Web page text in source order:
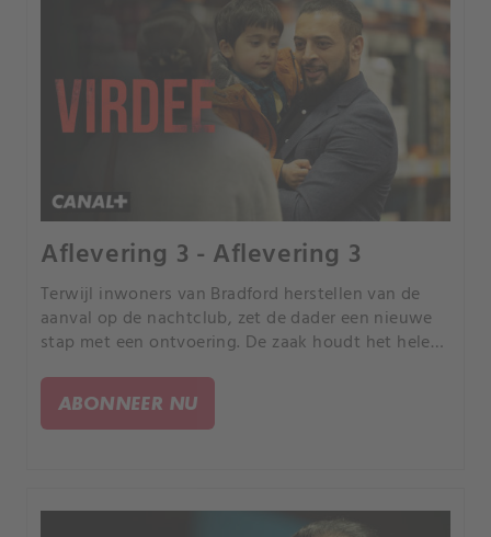
Aflevering 3 - Aflevering 3
Terwijl inwoners van Bradford herstellen van de
aanval op de nachtclub, zet de dader een nieuwe
stap met een ontvoering. De zaak houdt het hele
ABONNEER NU